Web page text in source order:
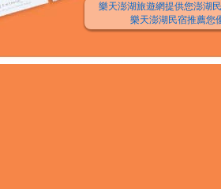
樂天澎湖旅遊網提供您澎湖
樂天澎湖民宿推薦您